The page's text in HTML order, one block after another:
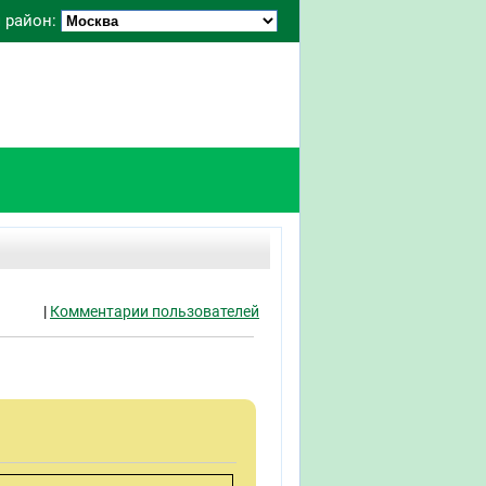
| Комментарии пользователей